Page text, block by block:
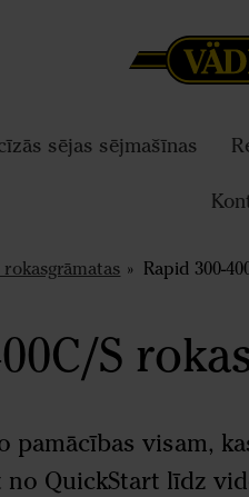
sējas sējmašīnas
Rapid 300-
S
visam,
QuickStart līdz